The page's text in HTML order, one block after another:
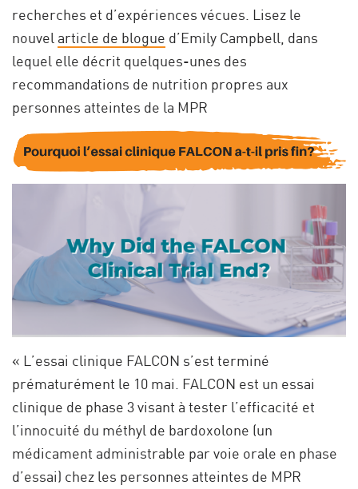
recherches et d’expériences vécues. Lisez le
nouvel article de blogue d’Emily Campbell, dans
lequel elle décrit quelques-unes des
recommandations de nutrition propres aux
personnes atteintes de la MPR
« L’essai clinique FALCON s’est terminé
prématurément le 10 mai. FALCON est un essai
clinique de phase 3 visant à tester l’efficacité et
l’innocuité du méthyl de bardoxolone (un
médicament administrable par voie orale en phase
d’essai) chez les personnes atteintes de MPR